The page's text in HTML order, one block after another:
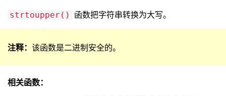
strtoupper() 函数把字符串转换为大写。
注释： 该函数是二进制安全的。
相关函数：